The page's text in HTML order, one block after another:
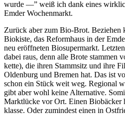
wurde —” weiß ich dank eines
Emder Wochenmarkt.
Zurück aber zum Bio-Brot. Beziehen
Biokiste, das Reformhaus in der
neu eröffneten Biosupermarkt.
dabei raus, denn alle Brote stammen
kette), die ihren Stammsitz und ihre
Oldenburg und Bremen hat. Das ist
schon ein Stück weit weg. Regional
gibt aber wohl keine Alternative.
Marktlücke vor Ort. Einen Biobäcker
klasse. Oder zumindest einen in